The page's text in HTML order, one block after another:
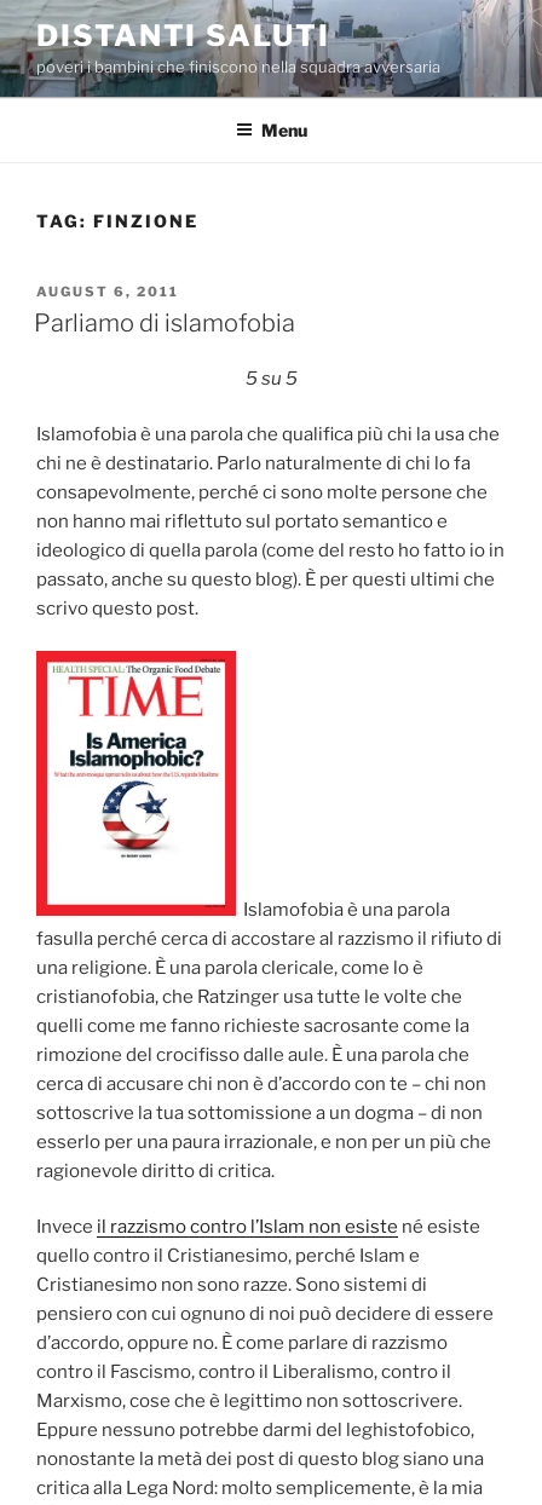
Skip
to
content
DISTANTI SALUTI
poveri i bambini che finiscono nella squadra avversaria
Menu
TAG: FINZIONE
POSTED
ON
AUGUST 6, 2011
Parliamo di islamofobia
5 su 5
Islamofobia è una parola che qualifica più chi la usa che
chi ne è destinatario. Parlo naturalmente di chi lo fa
consapevolmente, perché ci sono molte persone che
non hanno mai riflettuto sul portato semantico e
ideologico di quella parola (come del resto ho fatto io in
passato, anche su questo blog). È per questi ultimi che
scrivo questo post.
Islamofobia è una parola
fasulla perché cerca di accostare al razzismo il rifiuto di
una religione. È una parola clericale, come lo è
cristianofobia, che Ratzinger usa tutte le volte che
quelli come me fanno richieste sacrosante come la
rimozione del crocifisso dalle aule. È una parola che
cerca di accusare chi non è d’accordo con te – chi non
sottoscrive la tua sottomissione a un dogma – di non
esserlo per una paura irrazionale, e non per un più che
ragionevole diritto di critica.
Invece il razzismo contro l’Islam non esiste né esiste
quello contro il Cristianesimo, perché Islam e
Cristianesimo non sono razze. Sono sistemi di
pensiero con cui ognuno di noi può decidere di essere
d’accordo, oppure no. È come parlare di razzismo
contro il Fascismo, contro il Liberalismo, contro il
Marxismo, cose che è legittimo non sottoscrivere.
Eppure nessuno potrebbe darmi del leghistofobico,
nonostante la metà dei post di questo blog siano una
critica alla Lega Nord: molto semplicemente, è la mia